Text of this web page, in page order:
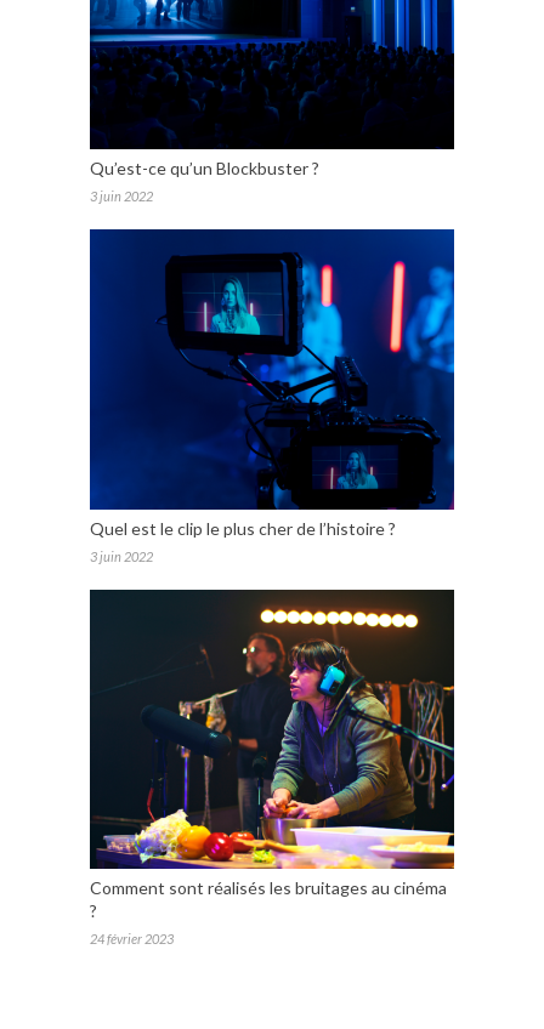
Qu’est-ce qu’un Blockbuster ?
3 juin 2022
Quel est le clip le plus cher de l’histoire ?
3 juin 2022
Comment sont réalisés les bruitages au cinéma
?
24 février 2023